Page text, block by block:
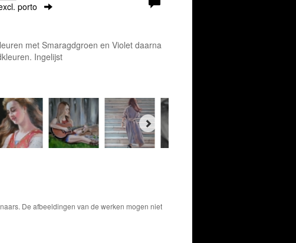
porto
met Smaragdgroen en Violet daarna
Ingelijst
De afbeeldingen van de werken mogen niet